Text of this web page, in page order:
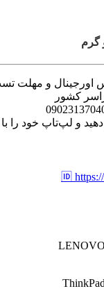
اورجینال و مهلت
کشور
و لپ‌تاپ خود را
🆔
LENOVO
ThinkPad